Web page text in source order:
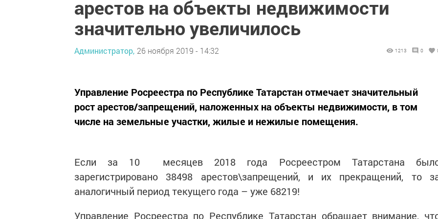
арестов на объекты недвижимости
значительно увеличилось
Администратор, 26 ноября 2019 - 14:32 1213 0
Управление Росреестра по Республике Татарстан отмечает значительный
рост арестов/запрещений, наложенных на объекты недвижимости, в том
числе на земельные участки, жилые и нежилые помещения.
Если за 10 месяцев 2018 года Росреестром Татарстана
зарегистрировано 38498 арестов\запрещений, и их прекращений, то
аналогичный период текущего года – уже 68219!
Управление Росреестра по Республике Татарстан обращает внимание,